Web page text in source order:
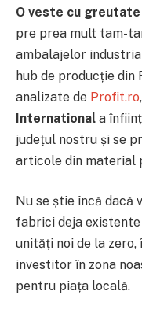
O veste cu
pre prea mult tam-
ambalajelor
hub de producție
analizate de Profit.ro,
International a
județul nostru și se
articole din material
Nu se știe încă dacă
fabrici deja
unități noi de la zero,
investitor în zona
pentru piața locală.